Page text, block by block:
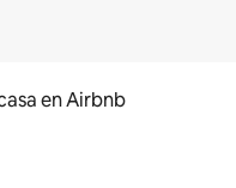
en Airbnb